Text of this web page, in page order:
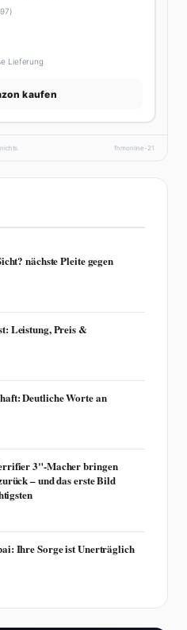
Lieferung
kaufen
fhmonline-21
nächste Pleite gegen
Leistung, Preis &
Deutliche Worte an
3"-Macher bringen
– und das erste Bild
Ihre Sorge ist Unerträglich